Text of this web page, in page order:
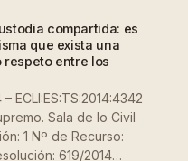
compartida: es
que exista una
respeto entre los
ECLI:ES:TS:2014:4342
Sala de lo Civil
1 Nº de Recurso:
619/2014…